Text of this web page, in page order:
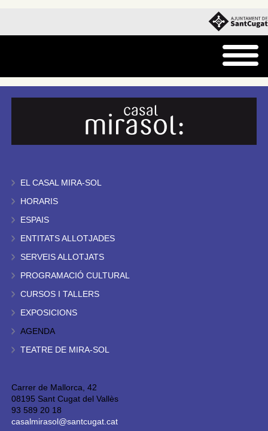
EL CASAL MIRA-SOL
HORARIS
ESPAIS
ENTITATS ALLOTJADES
SERVEIS ALLOTJATS
PROGRAMACIÓ CULTURAL
CURSOS I TALLERS
EXPOSICIONS
AGENDA
TEATRE DE MIRA-SOL
Carrer de Mallorca, 42
08195 Sant Cugat del Vallès
93 589 20 18
casalmirasol@santcugat.cat